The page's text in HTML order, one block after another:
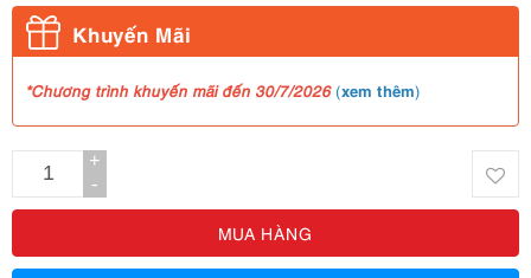
Khuyến Mãi
*Chương trình khuyến mãi đến 30/7/2026 (xem thêm)
+
-
MUA HÀNG